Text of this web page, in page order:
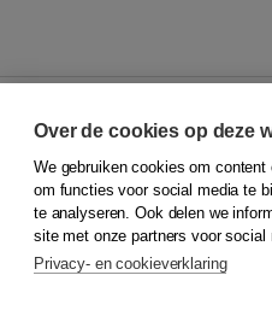
© 2026Koninklijke Boom
Klantenservice
Service & informatie
Contact
Over de cookies op deze
We gebruiken cookies om
om functies voor social media te
te analyseren. Ook delen we
site met onze partners voor social
Privacy- en cookieverklaring